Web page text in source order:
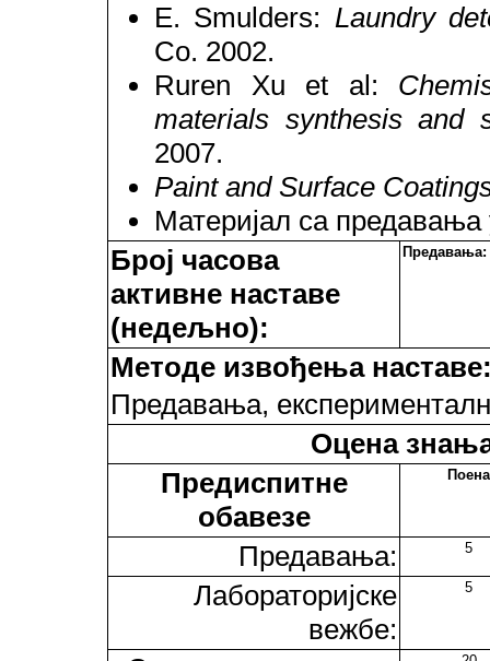
E. Smulders: Laundry
Co. 2002.
Ruren Xu et al:
materials synthesis and
2007.
Paint and Surface
Материјал са предавања
Број часова
активне наставе
(недељно):
Предавања:
Методе извођења
Предавања,
Оцена
Предиспитне
обавезе
Поена
Предавања: 5
Лабораторијске
вежбе:
5